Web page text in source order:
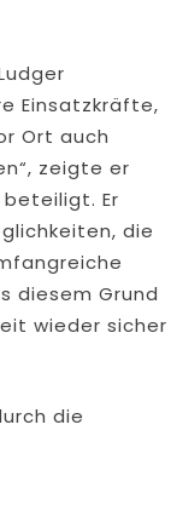
Einsatzkräfte,
Ort auch
zeigte er
Er
die
diesem Grund
wieder sicher
die